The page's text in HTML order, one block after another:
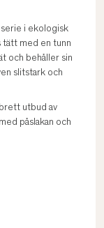
i ekologisk
tätt med en tunn
och behåller sin
slitstark och
utbud av
påslakan och